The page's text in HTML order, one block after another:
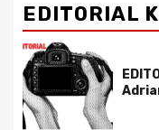
EDITORIAL